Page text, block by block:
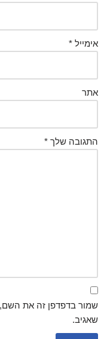
אימייל *
אתר
התגובה שלך *
שמור בדפדפן זה את
שאגיב.